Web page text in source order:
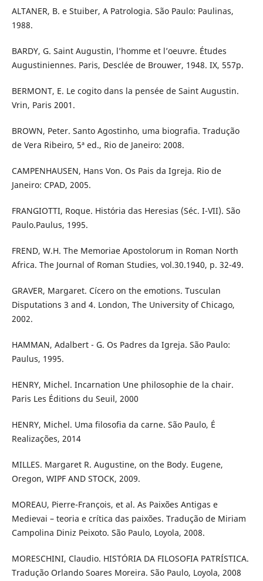
ALTANER, B. e Stuiber, A Patrologia. São Paulo: Paulinas,
1988.
BARDY, G. Saint Augustin, l’homme et l’oeuvre. Études
Augustiniennes. Paris, Desclée de Brouwer, 1948. IX, 557p.
BERMONT, E. Le cogito dans la pensée de Saint Augustin.
Vrin, Paris 2001.
BROWN, Peter. Santo Agostinho, uma biografia. Tradução
de Vera Ribeiro, 5ª ed., Rio de Janeiro: 2008.
CAMPENHAUSEN, Hans Von. Os Pais da Igreja. Rio de
Janeiro: CPAD, 2005.
FRANGIOTTI, Roque. História das Heresias (Séc. I-VII). São
Paulo.Paulus, 1995.
FREND, W.H. The Memoriae Apostolorum in Roman North
Africa. The Journal of Roman Studies, vol.30.1940, p. 32-49.
GRAVER, Margaret. Cícero on the emotions. Tusculan
Disputations 3 and 4. London, The University of Chicago,
2002.
HAMMAN, Adalbert - G. Os Padres da Igreja. São Paulo:
Paulus, 1995.
HENRY, Michel. Incarnation Une philosophie de la chair.
Paris Les Éditions du Seuil, 2000
HENRY, Michel. Uma filosofia da carne. São Paulo, É
Realizações, 2014
MILLES. Margaret R. Augustine, on the Body. Eugene,
Oregon, WIPF AND STOCK, 2009.
MOREAU, Pierre-François, et al. As Paixões Antigas e
Medievai – teoria e crítica das paixões. Tradução de Miriam
Campolina Diniz Peixoto. São Paulo, Loyola, 2008.
MORESCHINI, Claudio. HISTÓRIA DA FILOSOFIA PATRÍSTICA.
Tradução Orlando Soares Moreira. São Paulo, Loyola, 2008